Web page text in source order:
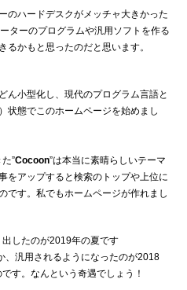
のハードデスクがメッチャ大きかった
ターのプログラムや汎用ソフトを作る
るかもと思ったのだと思います。
小型化し、現代のプログラム言語と
状態でこのホームページを始めまし
”Cocoon”は本当に素晴らしいテーマ
をアップすると検索のトップや上位に
です。私でもホームページが作れまし
したのが2019年の夏です
、汎用されるようになったのが2018
す。なんという奇遇でしょう！